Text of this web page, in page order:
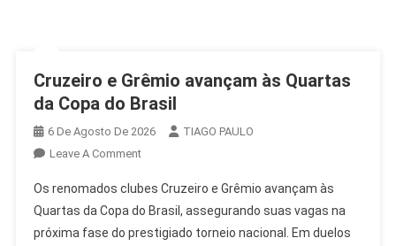
Cruzeiro e Grêmio avançam às Quartas
da Copa do Brasil
6 De Agosto De 2026
TIAGO PAULO
Leave A CommentOn
E
Grêmio
Avançam
Os renomados clubes Cruzeiro e Grêmio avançam às
Quartas da Copa do Brasil, assegurando suas vagas na
próxima fase do prestigiado torneio nacional. Em duelos